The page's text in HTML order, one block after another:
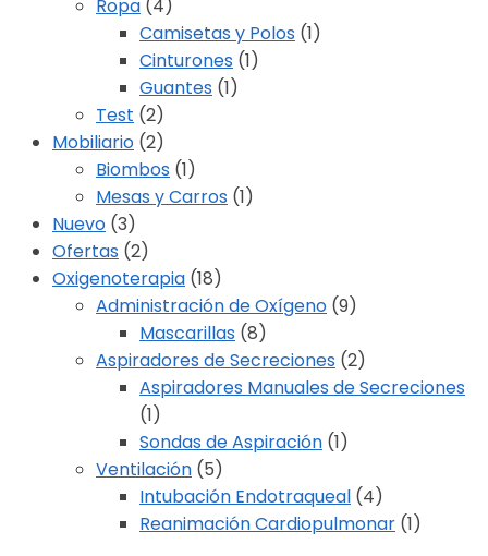
Ropa (4)
Camisetas y Polos (1)
Cinturones (1)
Guantes (1)
Test (2)
Mobiliario (2)
Biombos (1)
Mesas y Carros (1)
Nuevo (3)
Ofertas (2)
Oxigenoterapia (18)
Administración de Oxígeno (9)
Mascarillas (8)
Aspiradores de Secreciones (2)
Aspiradores Manuales de Secreciones
(1)
Sondas de Aspiración (1)
Ventilación (5)
Intubación Endotraqueal (4)
Reanimación Cardiopulmonar (1)